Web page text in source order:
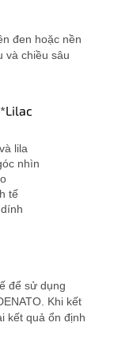
đen hoặc nền
và chiều sâu
lila
nhìn
tế
để sử dụng
Khi kết
kết quả ổn định